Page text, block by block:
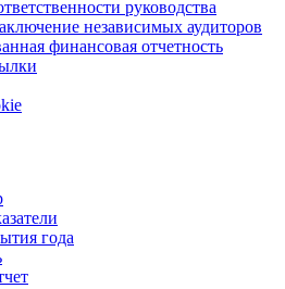
руководства
независимых аудиторов
финансовая отчетность
года